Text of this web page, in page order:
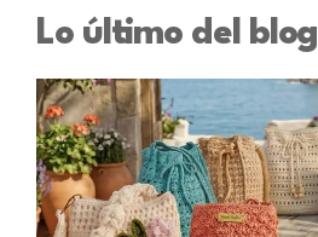
Lo último del blog